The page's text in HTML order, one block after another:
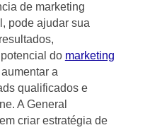
de marketing
pode ajudar sua
do marketing
a
qualificados e
A General
criar estratégia de